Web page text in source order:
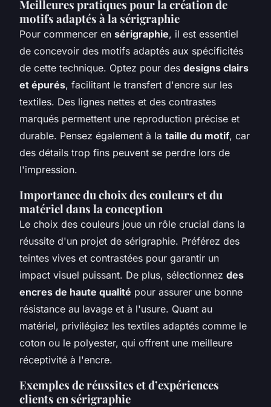
Meilleures pratiques pour la création de
motifs adaptés à la sérigraphie
Pour commencer en sérigraphie, il est essentiel
de concevoir des motifs adaptés aux spécificités
de cette technique. Optez pour des designs clairs
et épurés, facilitant le transfert d'encre sur les
textiles. Des lignes nettes et des contrastes
marqués permettent une reproduction précise et
durable. Pensez également à la taille du motif, car
des détails trop fins peuvent se perdre lors de
l'impression.
Importance du choix des couleurs et du
matériel dans la conception
Le choix des couleurs joue un rôle crucial dans la
réussite d'un projet de sérigraphie. Préférez des
teintes vives et contrastées pour garantir un
impact visuel puissant. De plus, sélectionnez des
encres de haute qualité pour assurer une bonne
résistance au lavage et à l'usure. Quant au
matériel, privilégiez les textiles adaptés comme le
coton ou le polyester, qui offrent une meilleure
réceptivité à l'encre.
Exemples de réussites et d’expériences
clients en sérigraphie